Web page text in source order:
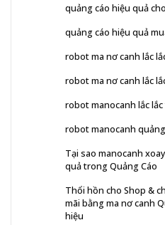
quảng cáo hiệu quả
quảng cáo hiệu quả
robot ma nơ canh lắc
robot ma nơ canh lắc
robot manocanh lắc
robot manocanh
Tại sao manocanh
quả trong Quảng Cáo
Thổi hồn cho Shop &
mãi bằng ma nơ canh
hiệu